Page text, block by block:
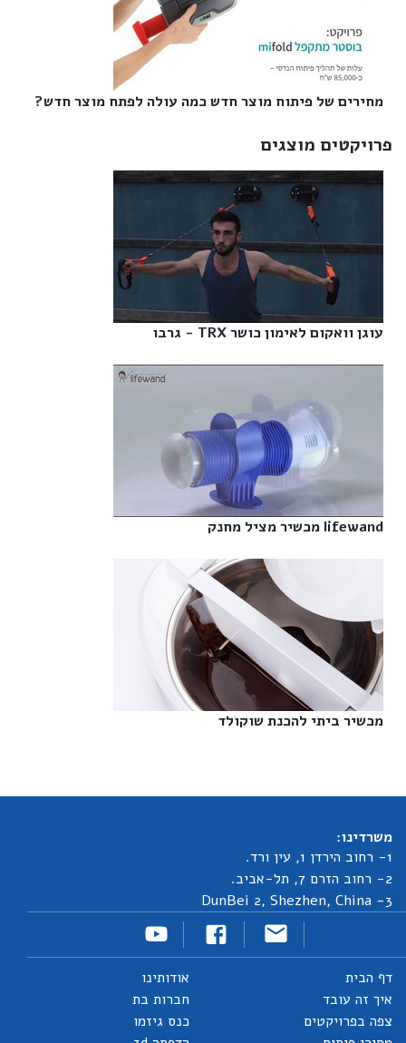
מחירים של פיתוח מוצר חדש כמה עולה לפתח מוצר חדש?‎
פרויקטים מוצגים
עוגן וואקום לאימון כושר TRX - גרבו‎
lifewand מכשיר מציל מחנק‎
מכשיר ביתי להכנת שוקולד‎
משרדינו:
1- רחוב הירדן 1, עין ורד.
2- רחוב הזרם 7, תל-אביב.
3- DunBei 2, Shezhen, China
דף הבית
איך זה עובד
צפה בפרויקטים
אודותינו
חברות בת
כנס גיזמו